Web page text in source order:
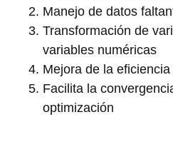
Manejo de datos
Transformación de
variables numéricas
Mejora de la eficiencia
Facilita la
optimización